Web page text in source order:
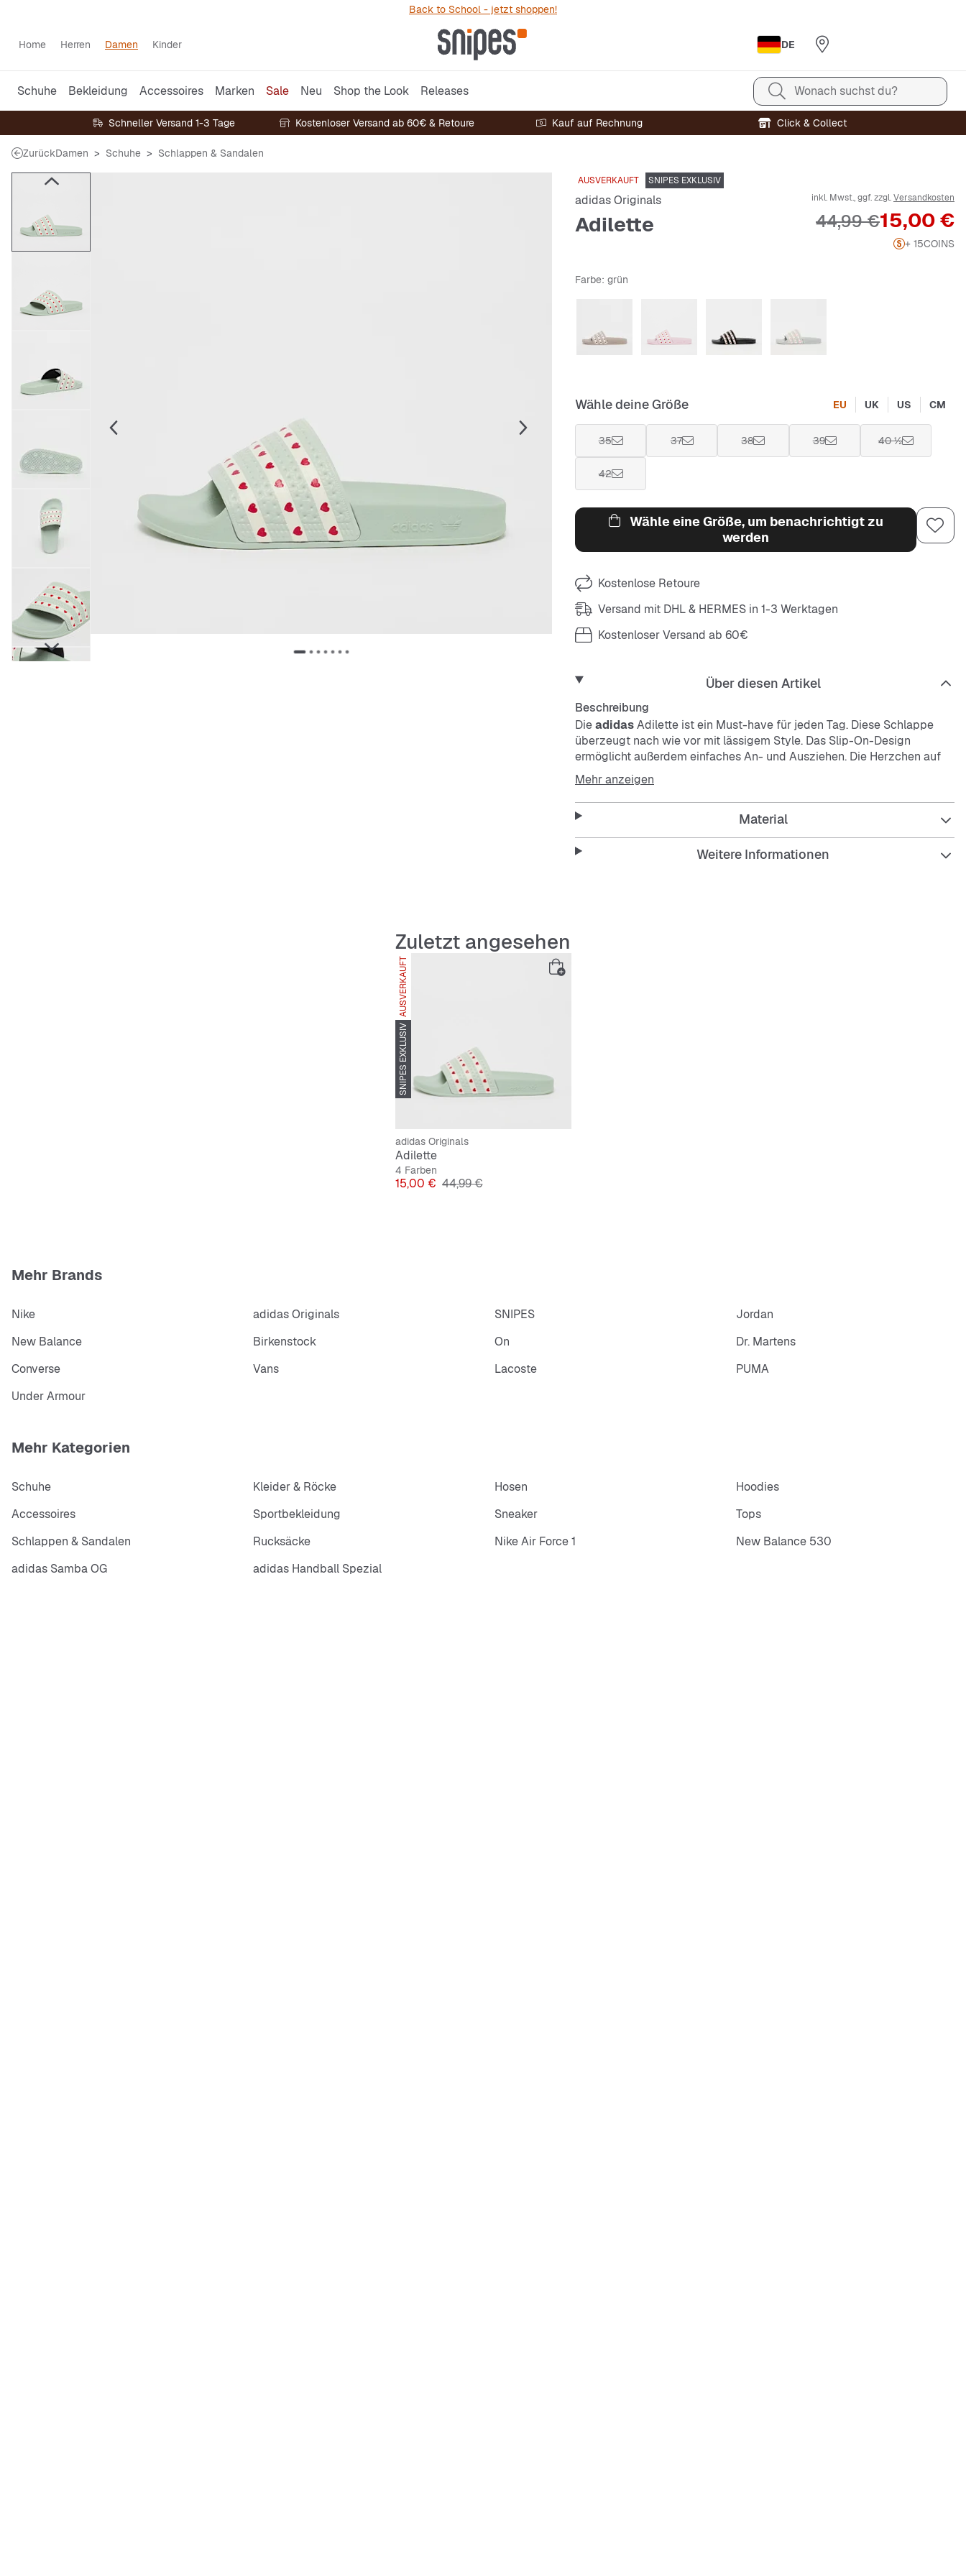
Back to School - jetzt shoppen!
Home Herren Damen Kinder DE
Schuhe Bekleidung Accessoires Marken Sale Neu Shop the Look Releases Wonach suchst du?
Schneller Versand 1-3 Tage Kostenloser Versand ab 60€ & Retoure Kauf auf Rechnung Click & Collect
ZurückDamen Schuhe Schlappen & Sandalen
AUSVERKAUFT SNIPES EXKLUSIV
adidas Originals
Adilette
inkl. Mwst., ggf. zzgl.Versandkosten
Preis
15,00 €
Originalpreis
44,99 €
+ 15COINS
Farbe: grün
Wähle deine Größe EU UK US CM
35 37 38 39 40 ½
42
Wähle eine Größe, um benachrichtigt zu
werden
Kostenlose Retoure
Versand mit DHL & HERMES in 1-3 Werktagen
Kostenloser Versand ab 60€
Über diesen Artikel
Beschreibung
DieadidasAdilette ist ein Must-have für jeden Tag. Diese Schlappe
überzeugt nach wie vor mit lässigem Style. Das Slip-On-Design
ermöglicht außerdem einfaches An- und Ausziehen. Die Herzchen auf
den 3-Streifen sorgen für einen süßen Touch.
Features
Synthetik-Obermaterial
Mehr anzeigen
Material
Weitere Informationen
Zuletzt angesehen
AUSVERKAUFT
SNIPES EXKLUSIV
adidas Originals
Adilette
4 Farben
Preis
15,00 € Originalpreis
44,99 €
Mehr Brands
Nike adidas Originals SNIPES
Jordan
New Balance
Birkenstock On
Dr. Martens
Converse
Vans Lacoste
PUMA
Under Armour
Mehr Kategorien
Schuhe Kleider & Röcke Hosen
Hoodies
Accessoires
Sportbekleidung Sneaker
Tops
Schlappen & Sandalen
Rucksäcke Nike Air Force 1
New Balance 530
adidas Samba OG
adidas Handball Spezial